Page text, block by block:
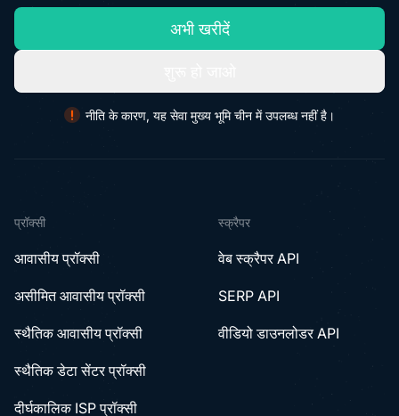
अभी खरीदें
नीति के कारण, यह सेवा मुख्य भूमि चीन में उपलब्ध नहीं है।
प्रॉक्सी
आवासीय प्रॉक्सी
असीमित आवासीय प्रॉक्सी
स्थैतिक आवासीय प्रॉक्सी
स्थैतिक डेटा सेंटर प्रॉक्सी
दीर्घकालिक ISP प्रॉक्सी
स्क्रैपर
वेब स्क्रैपर API
SERP API
वीडियो डाउनलोडर API